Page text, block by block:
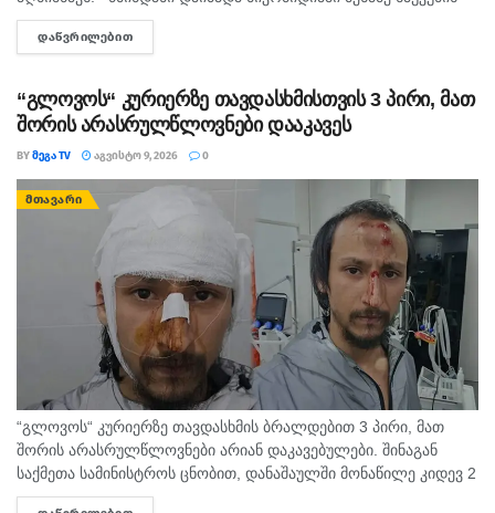
მეორე ნახევარში. არ არსებობს ტაძარი, რომელშიც არ იყოს
დაბრძანებული ნიკომიდიელი მკურნალის,...
ᲓᲐᲬᲕᲠᲘᲚᲔᲑᲘᲗ
“გლოვოს“ კურიერზე თავდასხმისთვის 3 პირი, მათ
შორის არასრულწლოვნები დააკავეს
BYᲛᲔᲒᲐ TV ᲐᲒᲕᲘᲡᲢᲝ 9, 2026 0
ᲛᲗᲐᲕᲐᲠᲘ
“გლოვოს“ კურიერზე თავდასხმის ბრალდებით 3 პირი, მათ
შორის არასრულწლოვნები არიან დაკავებულები. შინაგან
საქმეთა სამინისტროს ცნობით, დანაშაულში მონაწილე კიდევ 2
პირის დაკავების მიზნით შესაბამისი ღონისძიებები ტარდება.